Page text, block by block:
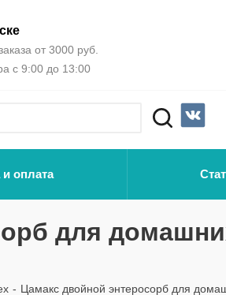
от 3000 руб.
с 9:00 до 13:00
и оплата
для
- Цамакс двойной энтеросорб для